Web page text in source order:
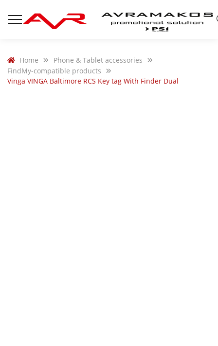
Home
Phone & Tablet accessories
FindMy-compatible products
Vinga VINGA Baltimore RCS Key tag With Finder Dual